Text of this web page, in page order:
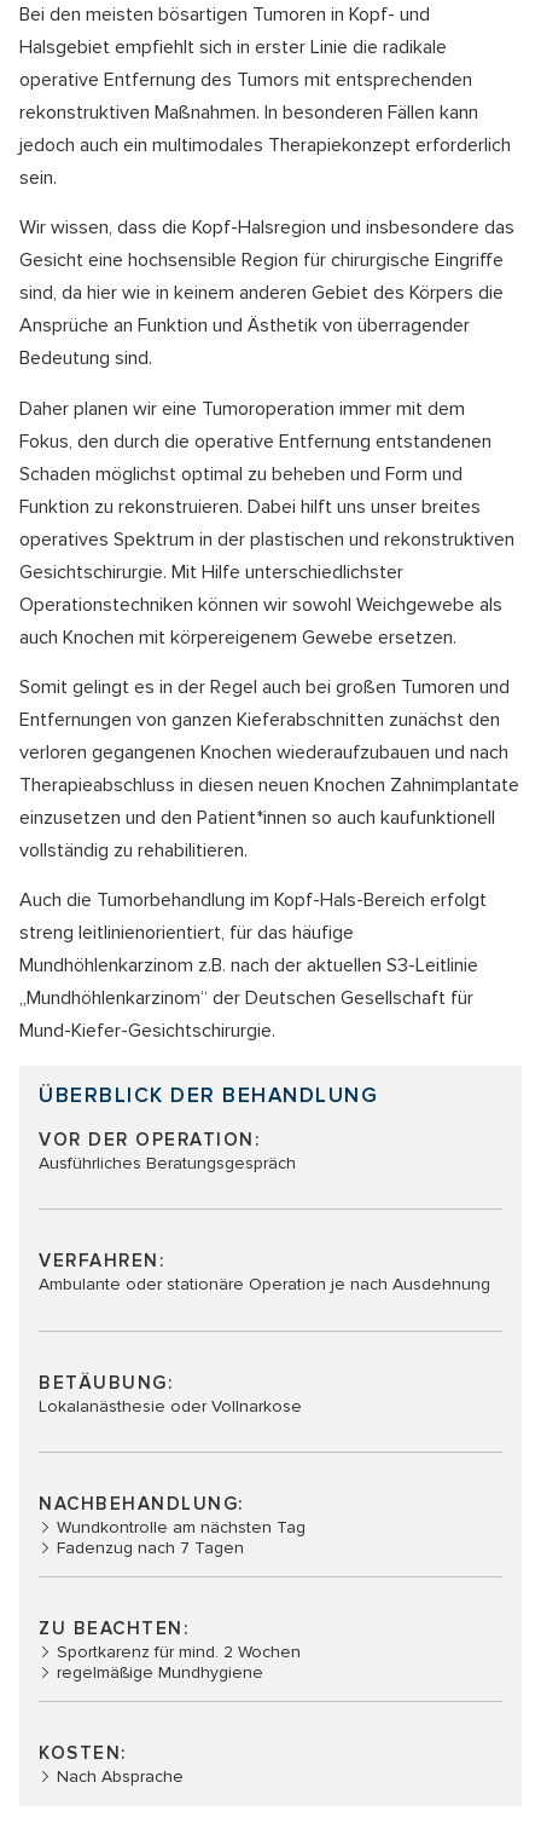
Bei den meisten bösartigen Tumoren in Kopf- und
Halsgebiet empfiehlt sich in erster Linie die radikale
operative Entfernung des Tumors mit entsprechenden
rekonstruktiven Maßnahmen. In besonderen Fällen kann
jedoch auch ein multimodales Therapiekonzept erforderlich
sein.
Wir wissen, dass die Kopf-Halsregion und insbesondere das
Gesicht eine hochsensible Region für chirurgische Eingriffe
sind, da hier wie in keinem anderen Gebiet des Körpers die
Ansprüche an Funktion und Ästhetik von überragender
Bedeutung sind.
Daher planen wir eine Tumoroperation immer mit dem
Fokus, den durch die operative Entfernung entstandenen
Schaden möglichst optimal zu beheben und Form und
Funktion zu rekonstruieren. Dabei hilft uns unser breites
operatives Spektrum in der plastischen und rekonstruktiven
Gesichtschirurgie. Mit Hilfe unterschiedlichster
Operationstechniken können wir sowohl Weichgewebe als
auch Knochen mit körpereigenem Gewebe ersetzen.
Somit gelingt es in der Regel auch bei großen Tumoren und
Entfernungen von ganzen Kieferabschnitten zunächst den
verloren gegangenen Knochen wiederaufzubauen und nach
Therapieabschluss in diesen neuen Knochen Zahnimplantate
einzusetzen und den Patient*innen so auch kaufunktionell
vollständig zu rehabilitieren.
Auch die Tumorbehandlung im Kopf-Hals-Bereich erfolgt
streng leitlinienorientiert, für das häufige
Mundhöhlenkarzinom z.B. nach der aktuellen S3-Leitlinie
„Mundhöhlenkarzinom“ der Deutschen Gesellschaft für
Mund-Kiefer-Gesichtschirurgie.
ÜBERBLICK DER BEHANDLUNG
VOR DER OPERATION:
Ausführliches Beratungsgespräch
VERFAHREN:
Ambulante oder stationäre Operation je nach Ausdehnung
BETÄUBUNG:
Lokalanästhesie oder Vollnarkose
NACHBEHANDLUNG:
Wundkontrolle am nächsten Tag
Fadenzug nach 7 Tagen
ZU BEACHTEN:
Sportkarenz für mind. 2 Wochen
regelmäßige Mundhygiene
KOSTEN:
Nach Absprache